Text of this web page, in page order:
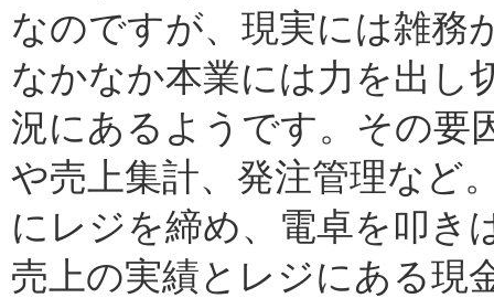
なのですが、現実には雑務
なかなか本業には力を出し
況にあるようです。その要
や売上集計、発注管理など
にレジを締め、電卓を叩き
売上の実績とレジにある現